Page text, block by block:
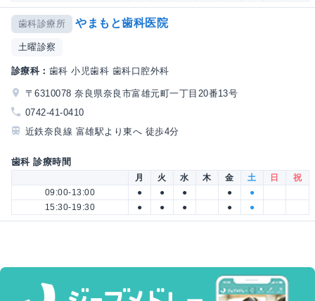
歯科診療所 やまもと歯科医院
土曜診察
診療科： 歯科 小児歯科 歯科口腔外科
〒6310078 奈良県奈良市富雄元町一丁目20番13号
0742-41-0410
近鉄奈良線 富雄駅より東へ 徒歩4分
歯科 診療時間
月 火 水 木 金 土 日
祝
09:00-13:00
● ● ● ●
●
15:30-19:30
● ● ● ● ●